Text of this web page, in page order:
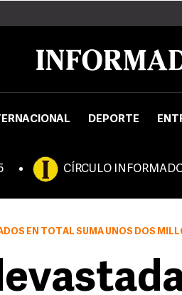
DEPORTE
CÍRCULO
EN TOTAL SUMA UNOS DOS MILLONES DE